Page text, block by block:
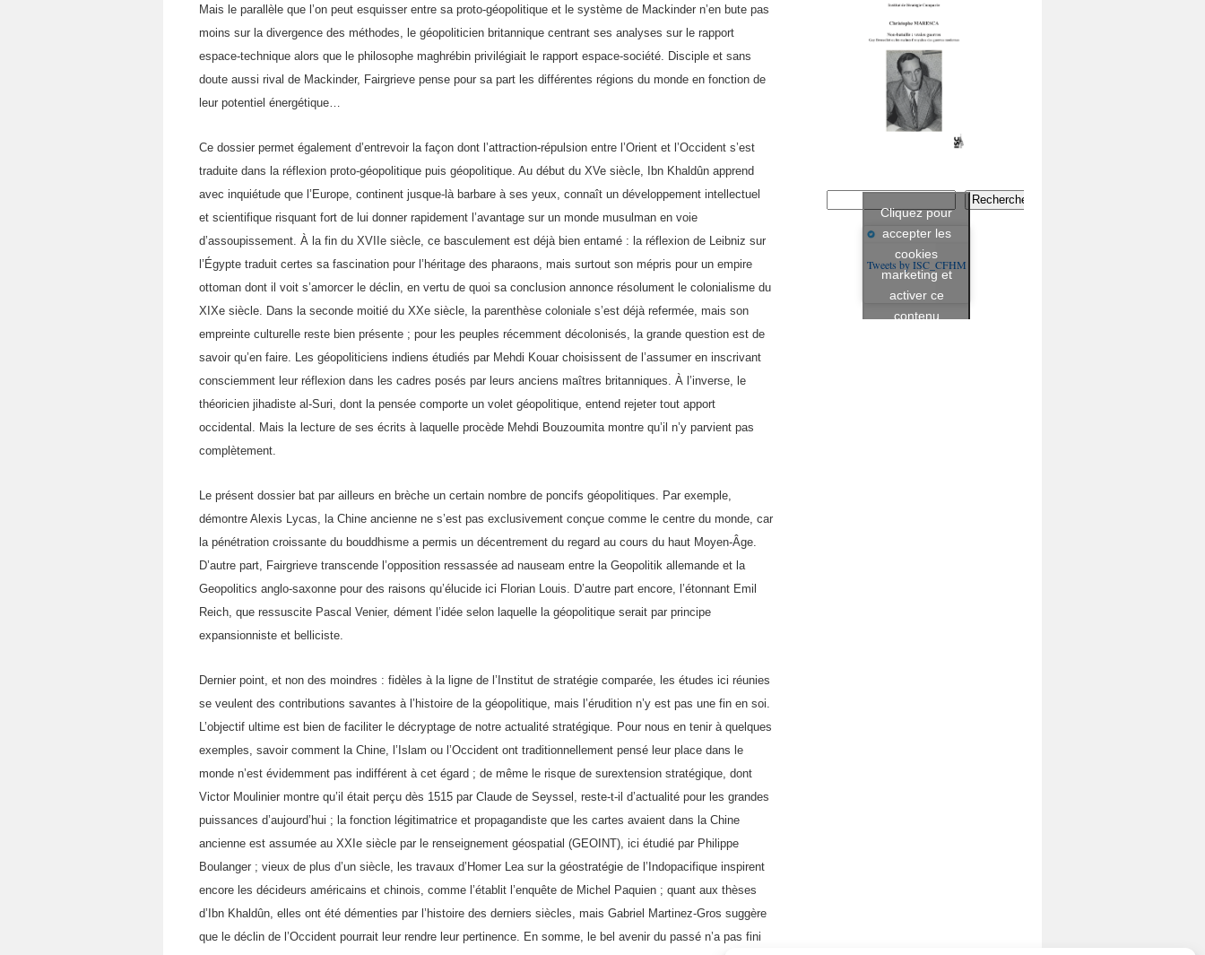
Mais le parallèle que l’on peut esquisser entre sa proto-géopolitique et le système de Mackinder n’en bute pas
moins sur la divergence des méthodes, le géopoliticien britannique centrant ses analyses sur le rapport
espace-technique alors que le philosophe maghrébin privilégiait le rapport espace-société. Disciple et sans
doute aussi rival de Mackinder, Fairgrieve pense pour sa part les différentes régions du monde en fonction de
leur potentiel énergétique…
Ce dossier permet également d’entrevoir la façon dont l’attraction-répulsion entre l’Orient et l’Occident s’est
traduite dans la réflexion proto-géopolitique puis géopolitique. Au début du XVe siècle, Ibn Khaldûn apprend
avec inquiétude que l’Europe, continent jusque-là barbare à ses yeux, connaît un développement intellectuel
et scientifique risquant fort de lui donner rapidement l’avantage sur un monde musulman en voie
d’assoupissement. À la fin du XVIIe siècle, ce basculement est déjà bien entamé : la réflexion de Leibniz sur
l’Égypte traduit certes sa fascination pour l’héritage des pharaons, mais surtout son mépris pour un empire
ottoman dont il voit s’amorcer le déclin, en vertu de quoi sa conclusion annonce résolument le colonialisme du
XIXe siècle. Dans la seconde moitié du XXe siècle, la parenthèse coloniale s’est déjà refermée, mais son
empreinte culturelle reste bien présente ; pour les peuples récemment décolonisés, la grande question est de
savoir qu’en faire. Les géopoliticiens indiens étudiés par Mehdi Kouar choisissent de l’assumer en inscrivant
consciemment leur réflexion dans les cadres posés par leurs anciens maîtres britanniques. À l’inverse, le
théoricien jihadiste al-Suri, dont la pensée comporte un volet géopolitique, entend rejeter tout apport
occidental. Mais la lecture de ses écrits à laquelle procède Mehdi Bouzoumita montre qu’il n’y parvient pas
complètement.
Le présent dossier bat par ailleurs en brèche un certain nombre de poncifs géopolitiques. Par exemple,
démontre Alexis Lycas, la Chine ancienne ne s’est pas exclusivement conçue comme le centre du monde, car
la pénétration croissante du bouddhisme a permis un décentrement du regard au cours du haut Moyen-Âge.
D’autre part, Fairgrieve transcende l’opposition ressassée ad nauseam entre la Geopolitik allemande et la
Geopolitics anglo-saxonne pour des raisons qu’élucide ici Florian Louis. D’autre part encore, l’étonnant Emil
Reich, que ressuscite Pascal Venier, dément l’idée selon laquelle la géopolitique serait par principe
expansionniste et belliciste.
Dernier point, et non des moindres : fidèles à la ligne de l’Institut de stratégie comparée, les études ici réunies
se veulent des contributions savantes à l’histoire de la géopolitique, mais l’érudition n’y est pas une fin en soi.
L’objectif ultime est bien de faciliter le décryptage de notre actualité stratégique. Pour nous en tenir à quelques
exemples, savoir comment la Chine, l’Islam ou l’Occident ont traditionnellement pensé leur place dans le
monde n’est évidemment pas indifférent à cet égard ; de même le risque de surextension stratégique, dont
Victor Moulinier montre qu’il était perçu dès 1515 par Claude de Seyssel, reste-t-il d’actualité pour les grandes
puissances d’aujourd’hui ; la fonction légitimatrice et propagandiste que les cartes avaient dans la Chine
ancienne est assumée au XXIe siècle par le renseignement géospatial (GEOINT), ici étudié par Philippe
Boulanger ; vieux de plus d’un siècle, les travaux d’Homer Lea sur la géostratégie de l’Indopacifique inspirent
encore les décideurs américains et chinois, comme l’établit l’enquête de Michel Paquien ; quant aux thèses
d’Ibn Khaldûn, elles ont été démenties par l’histoire des derniers siècles, mais Gabriel Martinez-Gros suggère
que le déclin de l’Occident pourrait leur rendre leur pertinence. En somme, le bel avenir du passé n’a pas fini
Rechercher
Tweets by ISC_CFHM
Cliquez pour
accepter les
cookies
marketing et
activer ce
contenu